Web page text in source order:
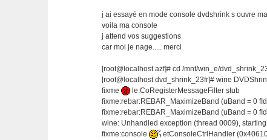
j ai essayé en mode console dvdshrink s ouvre
voila ma console
j attend vos suggestions
car moi je nage..... merci
[root@localhost azf]# cd /mnt/win_e/
[root@localhost dvd_shrink_23fr]# wine
fixme
le:CoRegisterMessageFilter stub
fixme:rebar:REBAR_MaximizeBand (uBand = 0
fixme:rebar:REBAR_MaximizeBand (uBand = 0
wine: Unhandled exception (thread 0009),
fixme:console
etConsoleCtrlHandler